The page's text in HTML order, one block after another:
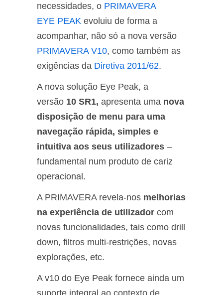
necessidades, o PRIMAVERA
EYE PEAK evoluiu de forma a
acompanhar, não só a nova versão
PRIMAVERA V10, como também as
exigências da Diretiva 2011/62.
A nova solução Eye Peak, a
versão 10 SR1, apresenta uma nova
disposição de menu para uma
navegação rápida, simples e
intuitiva aos seus utilizadores –
fundamental num produto de cariz
operacional.
A PRIMAVERA revela-nos melhorias
na experiência de utilizador com
novas funcionalidades, tais como drill
down, filtros multi-restrições, novas
explorações, etc.
A v10 do Eye Peak fornece ainda um